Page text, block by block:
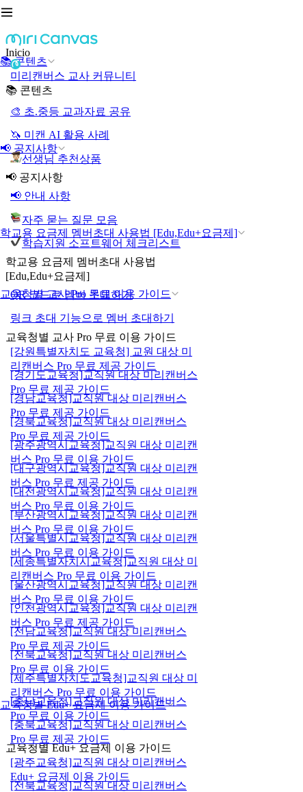
📚 콘텐츠
📢 공지사항
학교용 요금제 멤버초대 사용법 [Edu,Edu+요금제]
교육청별 교사 Pro 무료 이용 가이드
교육청별 Edu+ 요금제 이용 가이드
Inicio
미리캔버스 교사 커뮤니티
📚 콘텐츠
🎨 초.중등 교과자료 공유
🦄 미캔 AI 활용 사례
선생님 추천상품
📢 공지사항
📢 안내 사항
자주 묻는 질문 모음
학습지원 소프트웨어 체크리스트
학교용 요금제 멤버초대 사용법
[Edu,Edu+요금제]
QR 코드로 멤버 초대하기
링크 초대 기능으로 멤버 초대하기
교육청별 교사 Pro 무료 이용 가이드
[강원특별자치도 교육청] 교원 대상 미
리캔버스 Pro 무료 제공 가이드
[경기도교육청]교직원 대상 미리캔버스
Pro 무료 제공 가이드
[경남교육청]교직원 대상 미리캔버스
Pro 무료 제공 가이드
[경북교육청]교직원 대상 미리캔버스
Pro 무료 제공 가이드
[광주광역시교육청]교직원 대상 미리캔
버스 Pro 무료 이용 가이드
[대구광역시교육청]교직원 대상 미리캔
버스 Pro 무료 제공 가이드
[대전광역시교육청]교직원 대상 미리캔
버스 Pro 무료 이용 가이드
[부산광역시교육청]교직원 대상 미리캔
버스 Pro 무료 이용 가이드
[서울특별시교육청]교직원 대상 미리캔
버스 Pro 무료 이용 가이드
[세종특별자치시교육청]교직원 대상 미
리캔버스 Pro 무료 이용 가이드
[울산광역시교육청]교직원 대상 미리캔
버스 Pro 무료 이용 가이드
[인천광역시교육청]교직원 대상 미리캔
버스 Pro 무료 제공 가이드
[전남교육청]교직원 대상 미리캔버스
Pro 무료 제공 가이드
[전북교육청]교직원 대상 미리캔버스
Pro 무료 이용 가이드
[제주특별자치도교육청]교직원 대상 미
리캔버스 Pro 무료 이용 가이드
[충남교육청]교직원 대상 미리캔버스
Pro 무료 이용 가이드
[충북교육청]교직원 대상 미리캔버스
Pro 무료 제공 가이드
교육청별 Edu+ 요금제 이용 가이드
[광주교육청]교직원 대상 미리캔버스
Edu+ 요금제 이용 가이드
[전북교육청]교직원 대상 미리캔버스